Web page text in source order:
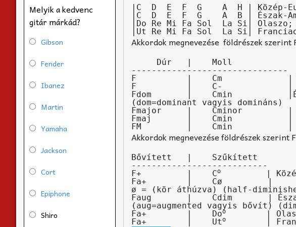
|C  D  E  F  G    A  H | Közép-
|C  D  E  F  G    A  B | Észak-
|Do Re Mi Fa Sol  La Si|
|Ut Re Mi Fa Sol  La Si|
Akkordok megnevezése földrészek szerint
-------------------------------
F          |    Cm             |
F          |    C-             |
Fdom       |    Cmin
(dom=dominant vagyis domináns)
Fmajor     |    Cminor         |
Fmaj       |    Cmin           |
Akkordok megnevezése földrészek szerint
Bővített   |    Szűkített
---------------------------
F+         |    Co
|
Fa+        |    Cø         |
ø = (kör áthúzva) (half-
Faug       |    Cdim       |
(aug=augmented vagyis bővít)
Fa+        |    Doo
|
Fa+        |    Uto
|
Melyik a kedvenc
gitár márkád?
Gibson
Fender
Ibanez
Martin
Yamaha
Jackson
Cort
Epiphone
Shiro